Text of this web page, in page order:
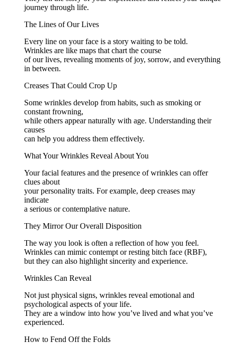
journey through life.
The Lines of Our Lives
Every line on your face is a story waiting to be told.
Wrinkles are like maps that chart the course
of our lives, revealing moments of joy, sorrow, and everything
in between.
Creases That Could Crop Up
Some wrinkles develop from habits, such as smoking or
constant frowning,
while others appear naturally with age. Understanding their
causes
can help you address them effectively.
What Your Wrinkles Reveal About You
Your facial features and the presence of wrinkles can offer
clues about
your personality traits. For example, deep creases may
indicate
a serious or contemplative nature.
They Mirror Our Overall Disposition
The way you look is often a reflection of how you feel.
Wrinkles can mimic contempt or resting bitch face (RBF),
but they can also highlight sincerity and experience.
Wrinkles Can Reveal
Not just physical signs, wrinkles reveal emotional and
psychological aspects of your life.
They are a window into how you’ve lived and what you’ve
experienced.
How to Fend Off the Folds